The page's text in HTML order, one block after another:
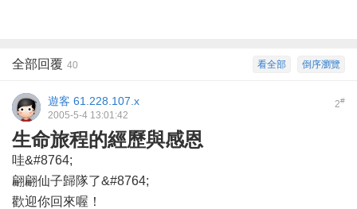
倒序瀏覽
看全部
全部回覆 40
2#
遊客 61.228.107.x
2005-5-4 13:01:42
生命旅程的經歷與感恩
哇&#8764;
翩翩仙子歸隊了&#8764;
歡迎你回來喔！